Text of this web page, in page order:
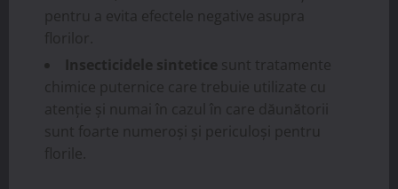
pentru a evita efectele negative asupra
florilor.
Insecticidele sintetice sunt tratamente
chimice puternice care trebuie utilizate cu
atenție și numai în cazul în care dăunătorii
sunt foarte numeroși și periculoși pentru
florile.